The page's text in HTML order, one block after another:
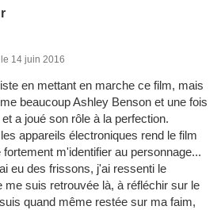
14 juin 2016
en mettant en marche ce film, mais
beaucoup Ashley Benson et une fois
a joué son rôle à la perfection.
appareils électroniques rend le film
m'identifier au personnage...
eu des frissons, j'ai ressenti le
me suis retrouvée là, à réfléchir sur le
quand même restée sur ma faim,